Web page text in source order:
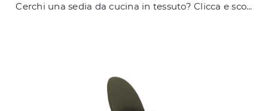
Cerchi una sedia da cucina in tessuto? Clicca e scopri il modello Moon SG di Zamagna per ultimare i tuoi locali al meglio.